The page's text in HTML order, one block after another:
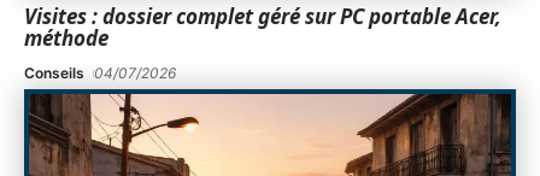
Visites : dossier complet géré sur PC portable Acer,
méthode
Conseils 04/07/2026